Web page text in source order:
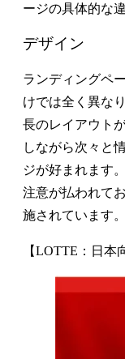
ージの具体的な
デザイン
ランディングペ
けでは全く異な
長のレイアウト
しながら次々と
ジが好まれます
注意が払われて
施されています。
【LOTTE：日本